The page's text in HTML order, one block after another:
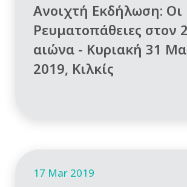
Ανοιχτή Εκδήλωση: Οι
Ρευματοπάθειες στον
αιώνα - Κυριακή 31
2019, Κιλκίς
17 Mar 2019